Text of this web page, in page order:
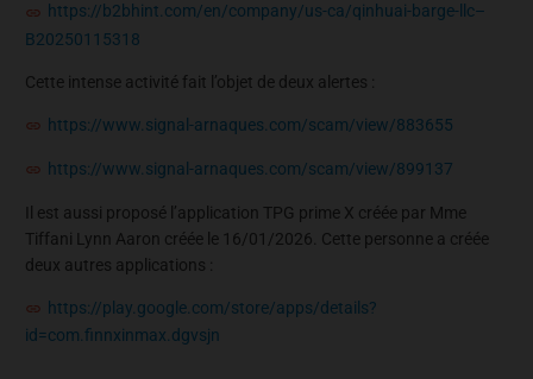
https://b2bhint.com/en/company/us-ca/qinhuai-barge-llc–
B20250115318
Cette intense activité fait l’objet de deux alertes :
https://www.signal-arnaques.com/scam/view/883655
https://www.signal-arnaques.com/scam/view/899137
Il est aussi proposé l’application TPG prime X créée par Mme
Tiffani Lynn Aaron créée le 16/01/2026. Cette personne a créée
deux autres applications :
https://play.google.com/store/apps/details?
id=com.finnxinmax.dgvsjn